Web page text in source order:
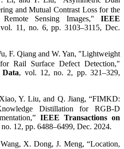
and Mutual Contrast Loss for the
Sensing Images," IEEE
vol. 11, no. 6, pp. 3103–3115, Dec.
F. Qiang and W. Yan, "Lightweight
Rail Surface Defect Detection,"
, vol. 12, no. 2, pp. 321–329,
Y. Liu, and Q. Jiang, “FIMKD:
Distillation for RGB-D
IEEE Transactions on
12, pp. 6488–6499, Dec. 2024.
X. Dong, J. Meng, “Location,